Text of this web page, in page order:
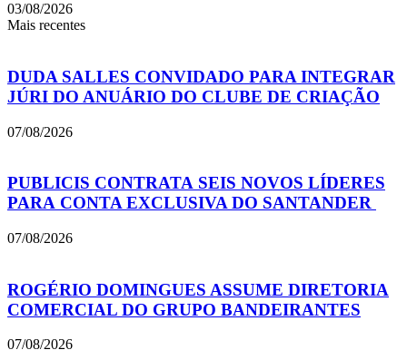
03/08/2026
Mais recentes
DUDA SALLES CONVIDADO PARA INTEGRAR
JÚRI DO ANUÁRIO DO CLUBE DE CRIAÇÃO
07/08/2026
PUBLICIS CONTRATA SEIS NOVOS LÍDERES
PARA CONTA EXCLUSIVA DO SANTANDER
07/08/2026
ROGÉRIO DOMINGUES ASSUME DIRETORIA
COMERCIAL DO GRUPO BANDEIRANTES
07/08/2026